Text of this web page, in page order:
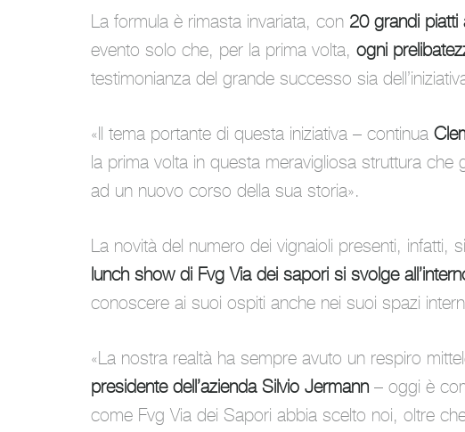
La formula è rimasta invariata, con 20 grandi piatti
evento solo che, per la prima volta, ogni
testimonianza del grande successo sia
«Il tema portante di questa iniziativa – continua
la prima volta in questa meravigliosa struttura
ad un nuovo corso della sua storia».
La novità del numero dei vignaioli presenti, infatti,
lunch show di Fvg Via dei sapori si svolge
conoscere ai suoi ospiti anche nei suoi spazi
«La nostra realtà ha sempre avuto un respiro
presidente dell’azienda Silvio Jermann – oggi è
come Fvg Via dei Sapori abbia scelto noi, oltre